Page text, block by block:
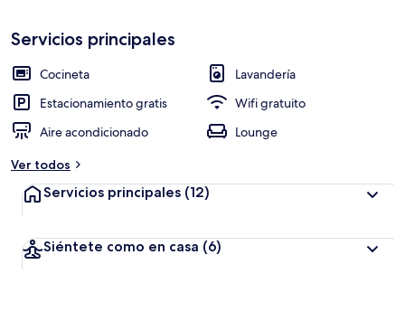
Servicios principales
Cocineta
Lavandería
Estacionamiento gratis
Wifi gratuito
Aire acondicionado
Lounge
Ver todos
Servicios principales (12)
Siéntete como en casa (6)